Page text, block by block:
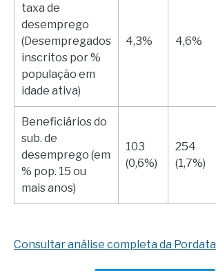
taxa de
desemprego
(Desempregados
inscritos por %
população em
idade ativa)
4,3% 4,6%
Beneficiários do
sub. de
desemprego (em
% pop. 15 ou
mais anos)
103
(0,6%)
254
(1,7%)
Consultar análise completa da Pordata